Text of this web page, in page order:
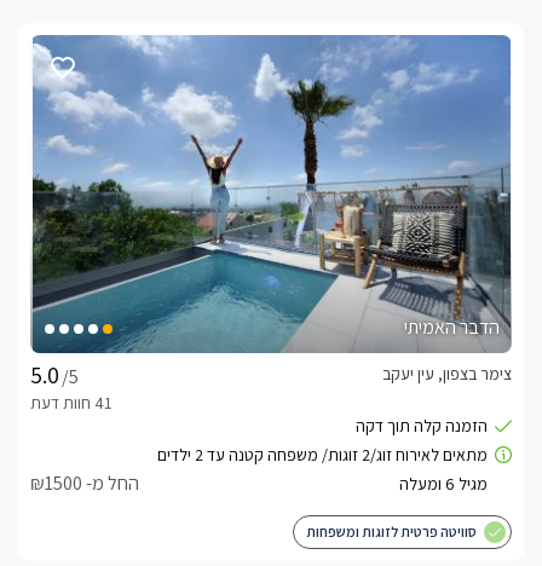
הדבר האמיתי
/5
צימר בצפון, עין יעקב
החל מ- ₪1500
סוויטה פרטית לזוגות ומשפחות